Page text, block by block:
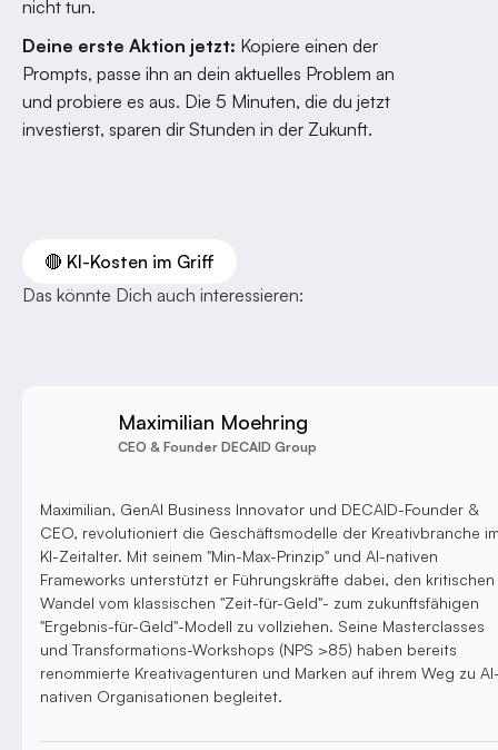
nicht tun.
Deine erste Aktion jetzt: Kopiere einen der
Prompts, passe ihn an dein aktuelles Problem an
und probiere es aus. Die 5 Minuten, die du jetzt
investierst, sparen dir Stunden in der Zukunft.
🔴 KI-Kosten im Griff
Das könnte Dich auch interessieren:
Maximilian Moehring
CEO & Founder DECAID Group
Maximilian, GenAI Business Innovator und DECAID-Founder &
CEO, revolutioniert die Geschäftsmodelle der Kreativbranche
KI-Zeitalter. Mit seinem "Min-Max-Prinzip" und AI-nativen
Frameworks unterstützt er Führungskräfte dabei, den kritischen
Wandel vom klassischen "Zeit-für-Geld"- zum zukunftsfähigen
"Ergebnis-für-Geld"-Modell zu vollziehen. Seine Masterclasses
und Transformations-Workshops (NPS >85) haben bereits
renommierte Kreativagenturen und Marken auf ihrem Weg zu
nativen Organisationen begleitet.